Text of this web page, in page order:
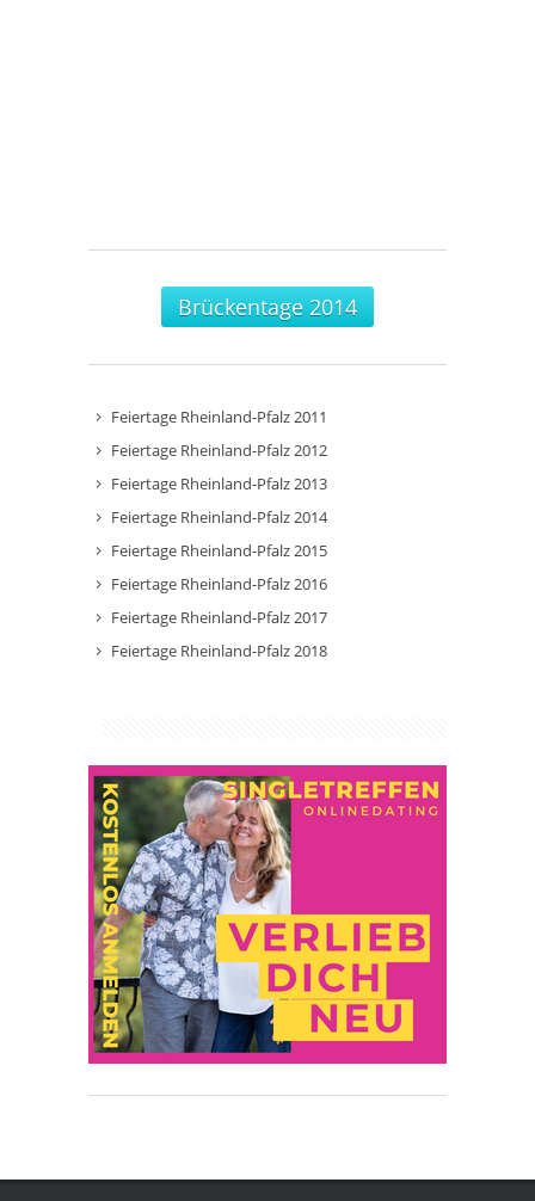
Brückentage 2014
Feiertage Rheinland-Pfalz 2011
Feiertage Rheinland-Pfalz 2012
Feiertage Rheinland-Pfalz 2013
Feiertage Rheinland-Pfalz 2014
Feiertage Rheinland-Pfalz 2015
Feiertage Rheinland-Pfalz 2016
Feiertage Rheinland-Pfalz 2017
Feiertage Rheinland-Pfalz 2018